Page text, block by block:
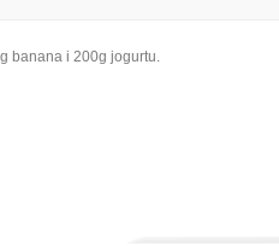
banana i 200g jogurtu.